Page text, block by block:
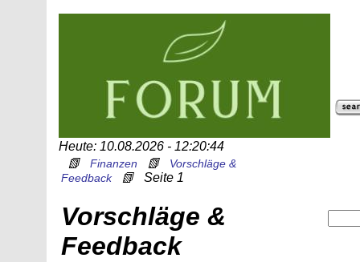
Heute: 10.08.2026 - 12:20:44
📗Finanzen 📗 Vorschläge &
Feedback
📗Seite 1
Vorschläge &
Feedback